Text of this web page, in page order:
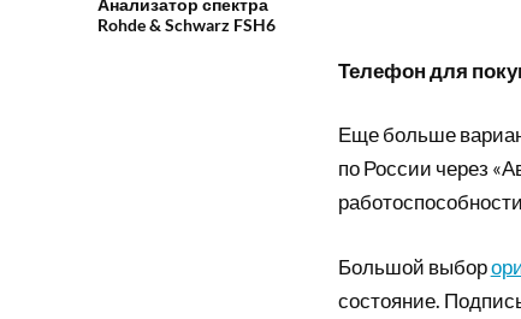
Rohde & Schwarz FSH6
Телефон для
Еще больше
по России через
Большой выбор
состояние.